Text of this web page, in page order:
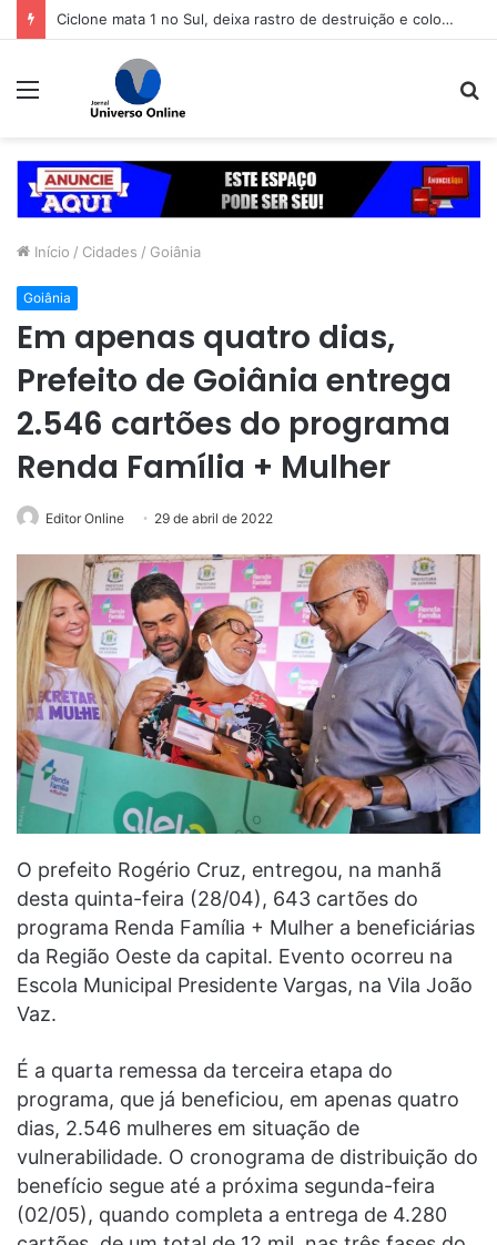
Ciclone mata 1 no Sul, deixa rastro de destruição e coloca 11 estados em alerta
Menu
Início / Cidades / Goiânia
Goiânia
Em apenas quatro dias,
Prefeito de Goiânia entrega
2.546 cartões do programa
Renda Família + Mulher
Editor Online 29 de abril de 2022
O prefeito Rogério Cruz, entregou, na manhã
desta quinta-feira (28/04), 643 cartões do
programa Renda Família + Mulher a beneficiárias
da Região Oeste da capital. Evento ocorreu na
Escola Municipal Presidente Vargas, na Vila João
Vaz.
É a quarta remessa da terceira etapa do
programa, que já beneficiou, em apenas quatro
dias, 2.546 mulheres em situação de
vulnerabilidade. O cronograma de distribuição do
benefício segue até a próxima segunda-feira
(02/05), quando completa a entrega de 4.280